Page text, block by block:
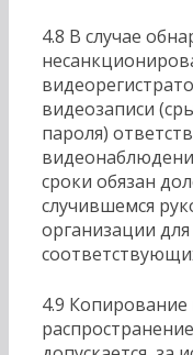
4.8 В случае
видеозаписи
пароля)
сроки обязан
случившемся
организации
4.9 Копирование